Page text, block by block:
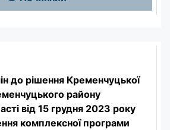
до рішення Кременчуцької
району
від 15 грудня 2023 року
комплексної програми